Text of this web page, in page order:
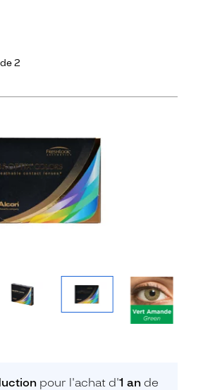
2
pour l'achat d'1 an de